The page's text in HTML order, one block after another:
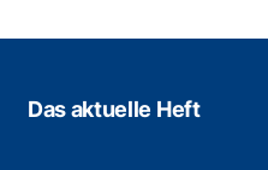
Das aktuelle Heft